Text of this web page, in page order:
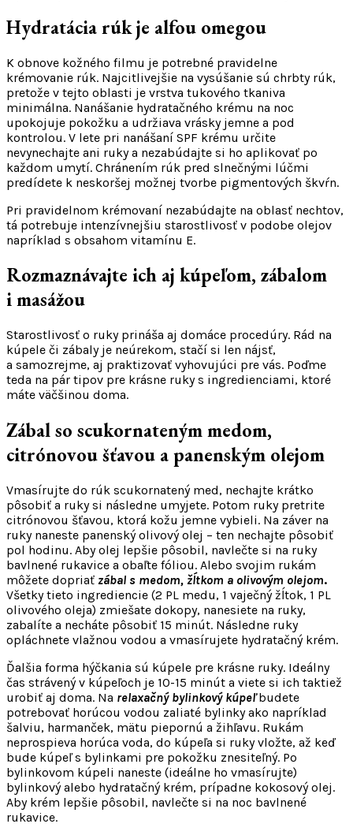
Hydratácia rúk je alfou omegou
K obnove kožného filmu je potrebné pravidelne
krémovanie rúk. Najcitlivejšie na vysúšanie sú chrbty rúk,
pretože v tejto oblasti je vrstva tukového tkaniva
minimálna. Nanášanie hydratačného krému na noc
upokojuje pokožku a udržiava vrásky jemne a pod
kontrolou. V lete pri nanášaní SPF krému určite
nevynechajte ani ruky a nezabúdajte si ho aplikovať po
každom umytí. Chránením rúk pred slnečnými lúčmi
predídete k neskoršej možnej tvorbe pigmentových škvŕn.
Pri pravidelnom krémovaní nezabúdajte na oblasť nechtov,
tá potrebuje intenzívnejšiu starostlivosť v podobe olejov
napríklad s obsahom vitamínu E.
Rozmaznávajte ich aj kúpeľom, zábalom
i masážou
Starostlivosť o ruky prináša aj domáce procedúry. Rád na
kúpele či zábaly je neúrekom, stačí si len nájsť,
a samozrejme, aj praktizovať vyhovujúci pre vás. Poďme
teda na pár tipov pre krásne ruky s ingredienciami, ktoré
máte väčšinou doma.
Zábal so scukornateným medom,
citrónovou šťavou a panenským olejom
Vmasírujte do rúk scukornatený med, nechajte krátko
pôsobiť a ruky si následne umyjete. Potom ruky pretrite
citrónovou šťavou, ktorá kožu jemne vybieli. Na záver na
ruky naneste panenský olivový olej – ten nechajte pôsobiť
pol hodinu. Aby olej lepšie pôsobil, navlečte si na ruky
bavlnené rukavice a obaľte fóliou. Alebo svojim rukám
môžete dopriať zábal s medom, žĺtkom a olivovým olejom.
Všetky tieto ingrediencie (2 PL medu, 1 vaječný žĺtok, 1 PL
olivového oleja) zmiešate dokopy, nanesiete na ruky,
zabalíte a necháte pôsobiť 15 minút. Následne ruky
opláchnete vlažnou vodou a vmasírujete hydratačný krém.
Ďalšia forma hýčkania sú kúpele pre krásne ruky. Ideálny
čas strávený v kúpeľoch je 10-15 minút a viete si ich taktiež
urobiť aj doma. Na relaxačný bylinkový kúpeľbudete
potrebovať horúcou vodou zaliaté bylinky ako napríklad
šalviu, harmanček, mätu piepornú a žihľavu. Rukám
neprospieva horúca voda, do kúpeľa si ruky vložte, až keď
bude kúpeľ s bylinkami pre pokožku znesiteľný. Po
bylinkovom kúpeli naneste (ideálne ho vmasírujte)
bylinkový alebo hydratačný krém, prípadne kokosový olej.
Aby krém lepšie pôsobil, navlečte si na noc bavlnené
rukavice.